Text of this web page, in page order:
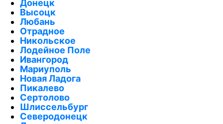
Донецк
Высоцк
Любань
Отрадное
Никольское
Лодейное Поле
Ивангород
Мариуполь
Новая Ладога
Пикалево
Сертолово
Шлиссельбург
Северодонецк